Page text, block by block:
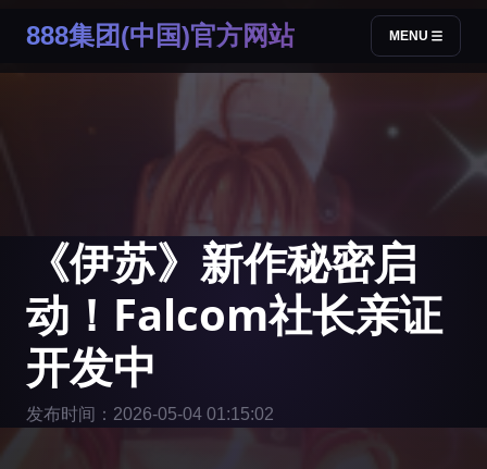
888集团(中国)官方网站 MENU
《伊苏》新作秘密启
动！Falcom社长亲证
开发中
发布时间：2026-05-04 01:15:02